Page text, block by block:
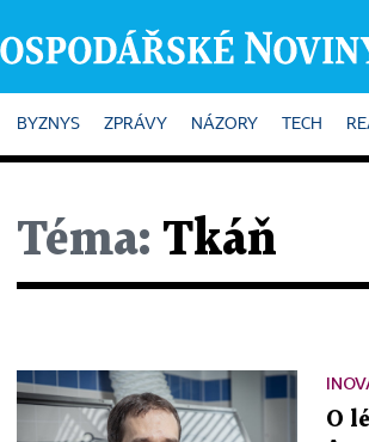
HOME
BYZNYS ZPRÁVY NÁZORY TECH
Téma: Tkáň
O